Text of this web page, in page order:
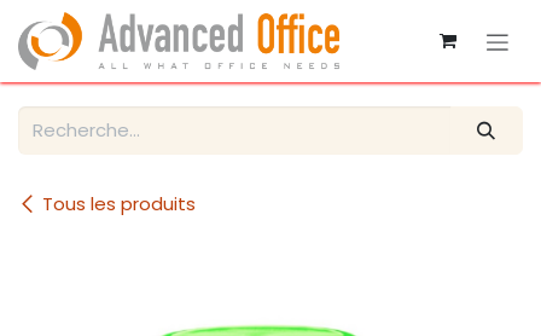
Se rendre au contenu
Tous les produits